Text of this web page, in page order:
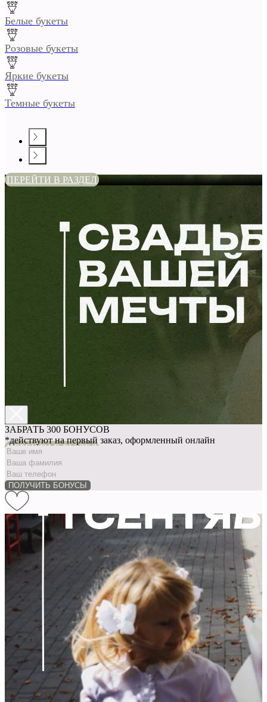
Белые букеты
Розовые букеты
Яркие букеты
Темные букеты
ПЕРЕЙТИ В РАЗДЕЛ
ПЕРЕЙТИ В РАЗДЕЛ
ЗАБРАТЬ 300 БОНУСОВ
*действуют на первый заказ, оформленный онлайн
ПОЛУЧИТЬ БОНУСЫ